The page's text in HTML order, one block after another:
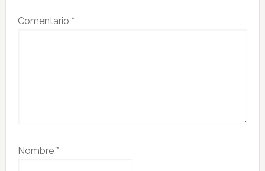
Comentario *
Nombre *